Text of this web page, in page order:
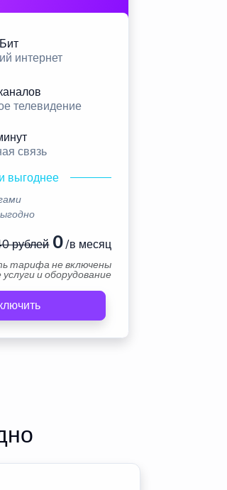
интернет
телевидение
связь
выгоднее
рублей0/в месяц
тарифа не включены
и оборудование